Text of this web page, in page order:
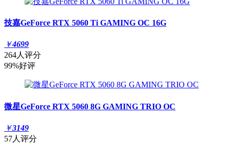
技嘉GeForce RTX 5060 Ti GAMING OC 16G
￥4699
264人评分
99%好评
微星GeForce RTX 5060 8G GAMING TRIO OC
￥3149
57人评分